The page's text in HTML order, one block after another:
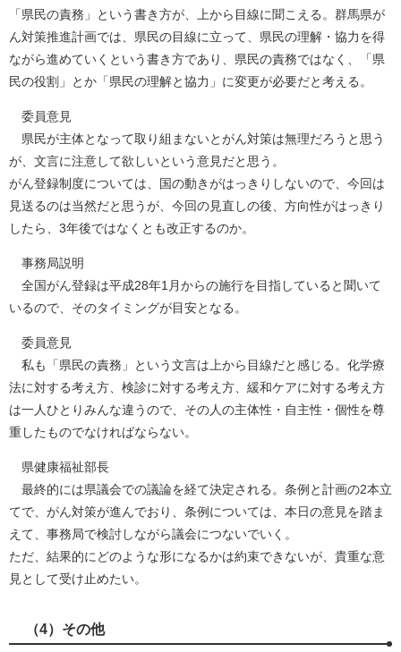
「県民の責務」という書き方が、上から目線に聞こえる。群馬県が
ん対策推進計画では、県民の目線に立って、県民の理解・協力を得
ながら進めていくという書き方であり、県民の責務ではなく、「県
民の役割」とか「県民の理解と協力」に変更が必要だと考える。
委員意見
県民が主体となって取り組まないとがん対策は無理だろうと思う
が、文言に注意して欲しいという意見だと思う。
がん登録制度については、国の動きがはっきりしないので、今回は
見送るのは当然だと思うが、今回の見直しの後、方向性がはっきり
したら、3年後ではなくとも改正するのか。
事務局説明
全国がん登録は平成28年1月からの施行を目指していると聞いて
いるので、そのタイミングが目安となる。
委員意見
私も「県民の責務」という文言は上から目線だと感じる。化学療
法に対する考え方、検診に対する考え方、緩和ケアに対する考え方
は一人ひとりみんな違うので、その人の主体性・自主性・個性を尊
重したものでなければならない。
県健康福祉部長
最終的には県議会での議論を経て決定される。条例と計画の2本立
てで、がん対策が進んでおり、条例については、本日の意見を踏ま
えて、事務局で検討しながら議会につないでいく。
ただ、結果的にどのような形になるかは約束できないが、貴重な意
見として受け止めたい。
（4）その他